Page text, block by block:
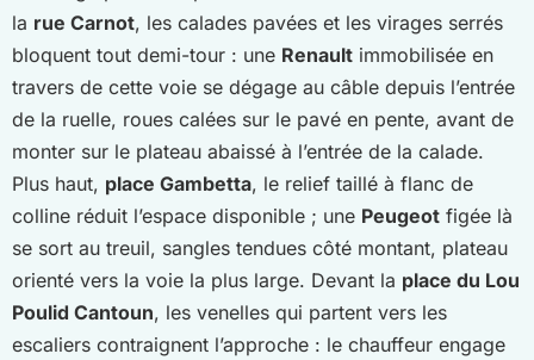
la rue Carnot, les calades pavées et les virages serrés
bloquent tout demi-tour : une Renault immobilisée en
travers de cette voie se dégage au câble depuis l’entrée
de la ruelle, roues calées sur le pavé en pente, avant de
monter sur le plateau abaissé à l’entrée de la calade.
Plus haut, place Gambetta, le relief taillé à flanc de
colline réduit l’espace disponible ; une Peugeot figée là
se sort au treuil, sangles tendues côté montant, plateau
orienté vers la voie la plus large. Devant la place du Lou
Poulid Cantoun, les venelles qui partent vers les
escaliers contraignent l’approche : le chauffeur engage